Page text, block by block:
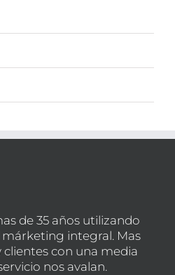
de 35 años utilizando
integral. Mas
clientes con una media
nos avalan.